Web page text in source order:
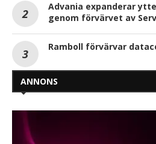
Advania expanderar
genom förvärvet av
Ramboll förvärvar
ANNONS